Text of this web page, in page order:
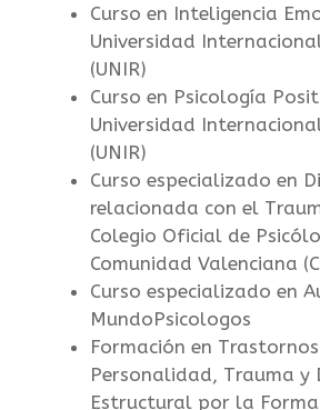
Curso en Inteligencia
Universidad
(UNIR)
Curso en Psicología
Universidad
(UNIR)
Curso especializado en
relacionada con el
Colegio Oficial de
Comunidad Valenciana
Curso especializado en
MundoPsicologos
Formación en
Personalidad, Trauma y
Estructural por la